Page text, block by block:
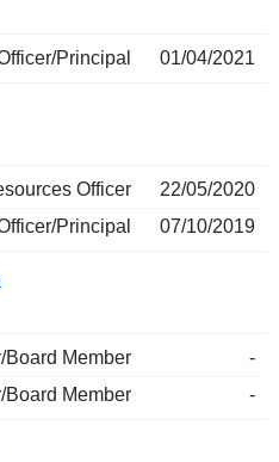
Principal 01/04/2021
Officer
22/05/2020
Principal
07/10/2019
Board Member
-
Board Member
-